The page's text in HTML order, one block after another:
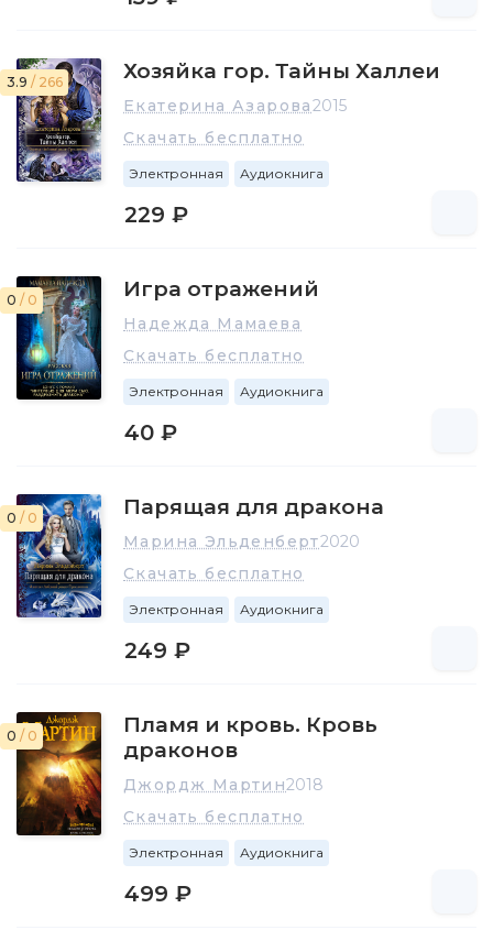
3.9 / 266 Хозяйка гор. Тайны Халлеи
Екатерина Азарова2015
Скачать бесплатно
Электронная Аудиокнига
229 ₽
0 / 0 Игра отражений
Надежда Мамаева
Скачать бесплатно
Электронная Аудиокнига
40 ₽
0 / 0 Парящая для дракона
Марина Эльденберт2020
Скачать бесплатно
Электронная Аудиокнига
249 ₽
0 / 0
Пламя и кровь. Кровь
драконов
Джордж Мартин2018
Скачать бесплатно
Электронная Аудиокнига
499 ₽